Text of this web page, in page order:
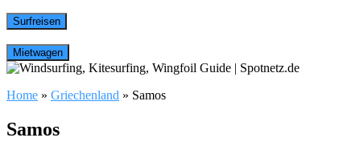
Home » Griechenland » Samos
Samos